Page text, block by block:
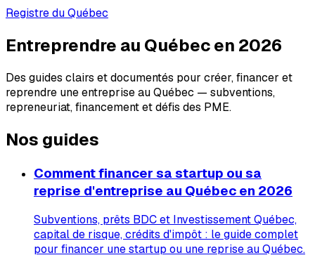
Registre du Québec
Entreprendre au Québec en 2026
Des guides clairs et documentés pour créer, financer et
reprendre une entreprise au Québec — subventions,
repreneuriat, financement et défis des PME.
Nos guides
Comment financer sa startup ou sa
reprise d'entreprise au Québec en 2026
Subventions, prêts BDC et Investissement Québec,
capital de risque, crédits d'impôt : le guide complet
pour financer une startup ou une reprise au Québec.